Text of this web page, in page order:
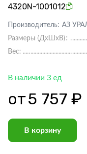
4320N-1001012
Производитель: АЗ УРАЛ
Размеры (ДхШхВ):
Вес:
В наличии 3 ед
от5 757 ₽
В корзину